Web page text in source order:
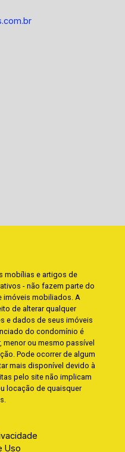
mobílias e artigos de
- não fazem parte do
imóveis mobiliados. A
de alterar qualquer
e dados de seus imóveis
do condomínio é
ou mesmo passível
Pode ocorrer de algum
mais disponível devido à
pelo site não implicam
locação de quaisquer
Uso